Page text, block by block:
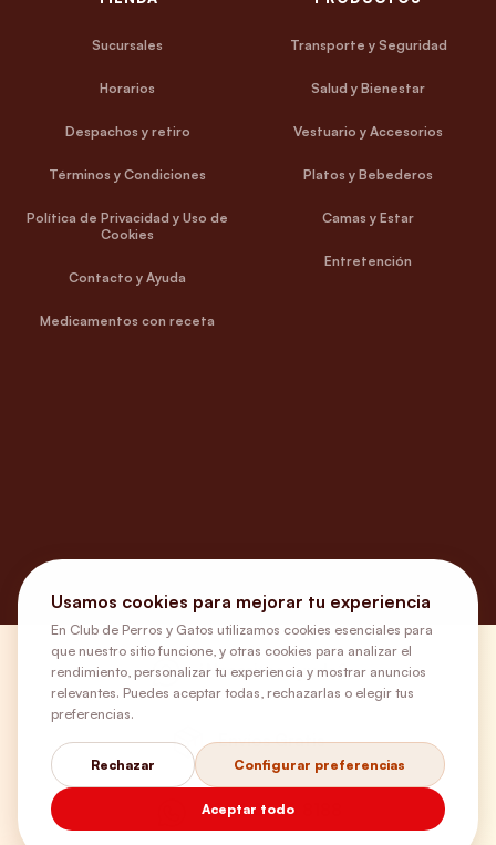
Sucursales
Horarios
Despachos y retiro
Términos y Condiciones
Política de Privacidad y Uso de
Cookies
Contacto y Ayuda
Medicamentos con receta
Transporte y Seguridad
Salud y Bienestar
Vestuario y Accesorios
Platos y Bebederos
Camas y Estar
Entretención
¿Necesitas ayuda?
Envíos Gratis
+56 9 5646 8188
Usamos cookies para mejorar tu experiencia
En Club de Perros y Gatos utilizamos cookies esenciales para
que nuestro sitio funcione, y otras cookies para analizar el
rendimiento, personalizar tu experiencia y mostrar anuncios
relevantes. Puedes aceptar todas, rechazarlas o elegir tus
preferencias.
Rechazar Configurar preferencias
Aceptar todo